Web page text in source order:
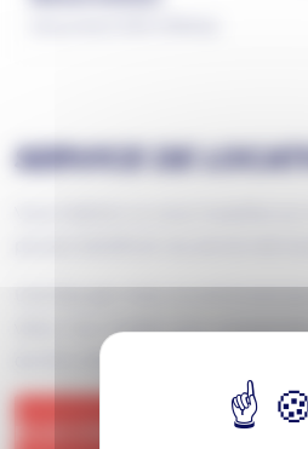
SERVICE DE
vélos ! Sur rendez-vous
PLUS D’INFORMATIONS